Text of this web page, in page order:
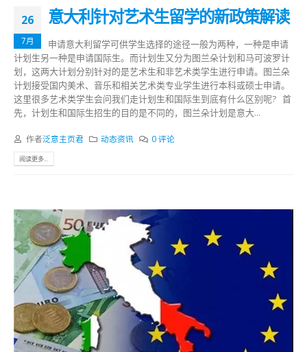
26
7月
意大利针对艺术生留学的新政策解读
申请意大利留学可供学生选择的途径一般为两种，一种是申请
计划生另一种是申请国际生。而计划生又分为图兰朵计划和马可波罗计
划，这两大计划分别针对的是艺术生和非艺术类学生进行申请。图兰朵
计划接受国内美术、音乐和相关艺术类专业学生进行本科或硕士申请。
这里很多艺术类学生会问我们走计划生和国际生到底有什么区别呢? 首
先，计划生和国际生招生的目的是不同的，图兰朵计划是意大...
作者泛意主页君 动态资讯 0 评论
阅读更多...